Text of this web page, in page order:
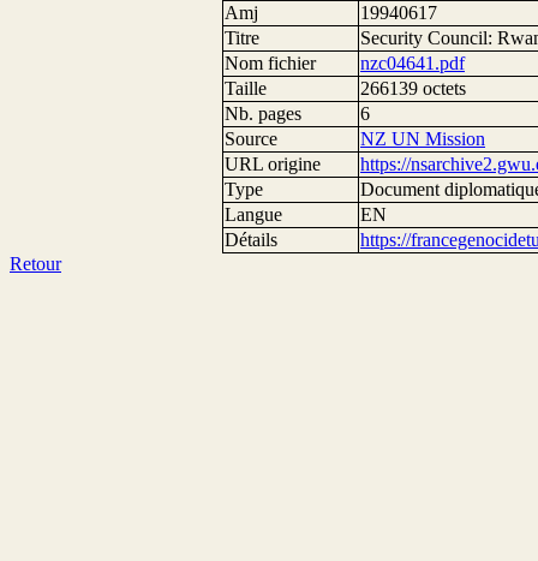
Amj
19940617
Titre
Security Council:
Nom fichier
nzc04641.pdf
Taille
266139 octets
Nb. pages
6
Source
NZ UN Mission
URL origine
https://
Type
Document
Langue
EN
Détails
https://
Retour